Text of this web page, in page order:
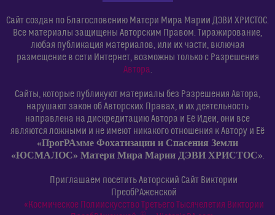
Сайт создан по Благословению Матери Мира Марии ДЭВИ ХРИСТОС.
Все материалы защищены Авторским Правом. Тиражирование,
любая публикация материалов, или их части, включая
размещение в сети Интернет, возможны только с Разрешения
Автора.
Сайты, которые публикуют материалы без Разрешения Автора,
нарушают закон об Авторских Правах, и их деятельность
направлена на дискредитацию Автора и Её Идеи, они все
являются ложными и не имеют никакого отношения к Автору и Её
«ПрогРАмме Фохатизации и Спасения Земли
«ЮСМАЛОС» Матери Мира Марии ДЭВИ ХРИСТОС».
Приглашаем посетить Авторский Сайт Виктории
ПреобРАженской
«Космическое Полиискусство Третьего Тысячелетия Виктории